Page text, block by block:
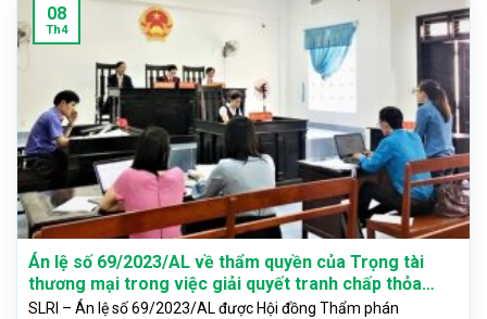
Án lệ số 69/2023/AL về thẩm quyền của Trọng tài
thương mại trong việc giải quyết tranh chấp thỏa
thuận bảo mật thông tin và không cạnh tranh
SLRI – Án lệ số 69/2023/AL được Hội đồng Thẩm phán
08
Th4